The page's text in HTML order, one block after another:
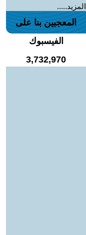
المزيد.....
المعجبين بنا على
الفيسبوك
3,732,970